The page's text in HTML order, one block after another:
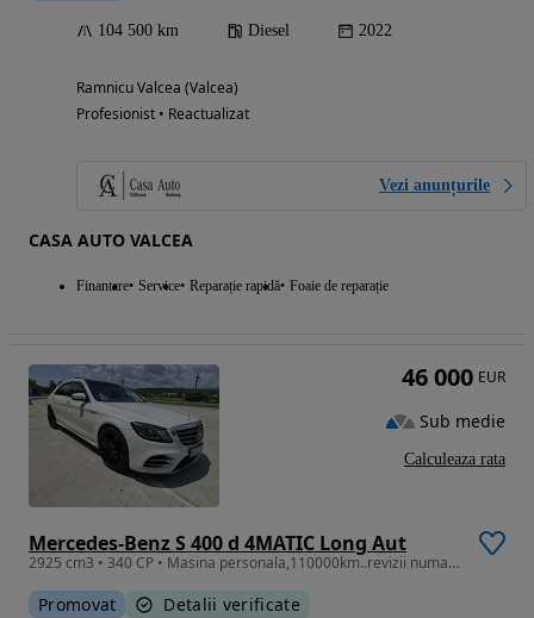
104 500 km Diesel 2022
Ramnicu Valcea (Valcea)
Profesionist • Reactualizat
Vezi anunțurile
CASA AUTO VALCEA
Finantare Service Reparație rapidă Foaie de reparație
Mercedes-Benz S 400 d 4MATIC Long Aut
2925 cm3 • 340 CP • Masina personala,110000km..revizii numai la mercedes..se poate verific
Promovat Detalii verificate
46 000 EUR
Sub medie
Calculeaza rata